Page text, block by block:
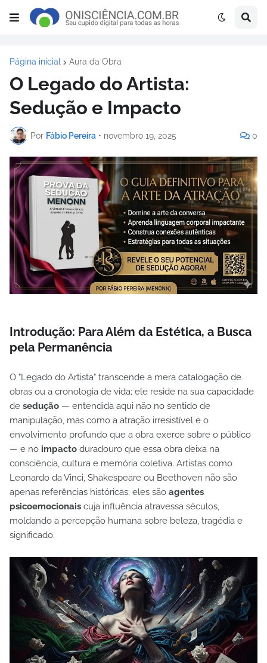
Página inicial Aura da Obra
O Legado do Artista:
Sedução e Impacto
Por Fábio Pereira • novembro 19, 2025 0
Introdução: Para Além da Estética, a Busca
pela Permanência
O "Legado do Artista" transcende a mera catalogação de
obras ou a cronologia de vida; ele reside na sua capacidade
de sedução — entendida aqui não no sentido de
manipulação, mas como a atração irresistível e o
envolvimento profundo que a obra exerce sobre o público
— e no impacto duradouro que essa obra deixa na
consciência, cultura e memória coletiva. Artistas como
Leonardo da Vinci, Shakespeare ou Beethoven não são
apenas referências históricas; eles são agentes
psicoemocionais cuja influência atravessa séculos,
moldando a percepção humana sobre beleza, tragédia e
significado.